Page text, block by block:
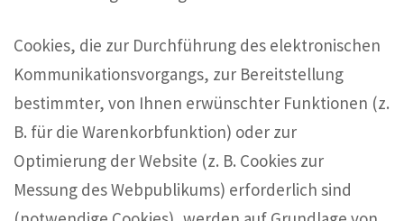
Cookies, die zur Durchführung des elektronischen
Kommunikationsvorgangs, zur Bereitstellung
bestimmter, von Ihnen erwünschter Funktionen (z.
B. für die Warenkorbfunktion) oder zur
Optimierung der Website (z. B. Cookies zur
Messung des Webpublikums) erforderlich sind